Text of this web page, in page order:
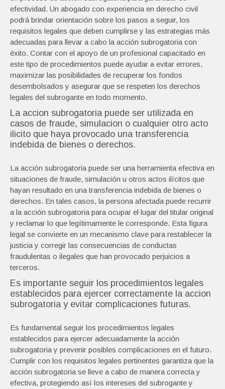
efectividad. Un abogado con experiencia en derecho civil
podrá brindar orientación sobre los pasos a seguir, los
requisitos legales que deben cumplirse y las estrategias más
adecuadas para llevar a cabo la acción subrogatoria con
éxito. Contar con el apoyo de un profesional capacitado en
este tipo de procedimientos puede ayudar a evitar errores,
maximizar las posibilidades de recuperar los fondos
desembolsados y asegurar que se respeten los derechos
legales del subrogante en todo momento.
La accion subrogatoria puede ser utilizada en
casos de fraude, simulacion o cualquier otro acto
ilicito que haya provocado una transferencia
indebida de bienes o derechos.
La acción subrogatoria puede ser una herramienta efectiva en
situaciones de fraude, simulación u otros actos ilícitos que
hayan resultado en una transferencia indebida de bienes o
derechos. En tales casos, la persona afectada puede recurrir
a la acción subrogatoria para ocupar el lugar del titular original
y reclamar lo que legítimamente le corresponde. Esta figura
legal se convierte en un mecanismo clave para restablecer la
justicia y corregir las consecuencias de conductas
fraudulentas o ilegales que han provocado perjuicios a
terceros.
Es importante seguir los procedimientos legales
establecidos para ejercer correctamente la accion
subrogatoria y evitar complicaciones futuras.
Es fundamental seguir los procedimientos legales
establecidos para ejercer adecuadamente la acción
subrogatoria y prevenir posibles complicaciones en el futuro.
Cumplir con los requisitos legales pertinentes garantiza que la
acción subrogatoria se lleve a cabo de manera correcta y
efectiva, protegiendo así los intereses del subrogante y